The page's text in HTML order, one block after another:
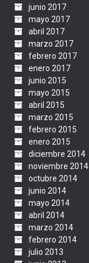
junio 2017
mayo 2017
abril 2017
marzo 2017
febrero 2017
enero 2017
junio 2015
mayo 2015
abril 2015
marzo 2015
febrero 2015
enero 2015
diciembre 2014
noviembre 2014
octubre 2014
junio 2014
mayo 2014
abril 2014
marzo 2014
febrero 2014
julio 2013